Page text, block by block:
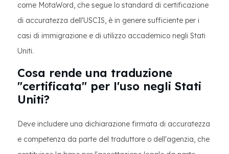
come MotaWord, che segue lo standard di certificazione
di accuratezza dell'USCIS, è in genere sufficiente per i
casi di immigrazione e di utilizzo accademico negli Stati
Uniti.
Cosa rende una traduzione
"certificata" per l'uso negli Stati
Uniti?
Deve includere una dichiarazione firmata di accuratezza
e competenza da parte del traduttore o dell'agenzia, che